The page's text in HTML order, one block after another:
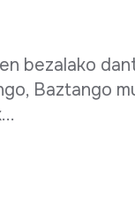
bezalako
Baztango